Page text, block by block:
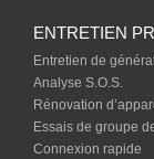
ENTRETIEN
Entretien de
Analyse S.O.S.
Rénovation
Essais de groupe
Connexion rapide